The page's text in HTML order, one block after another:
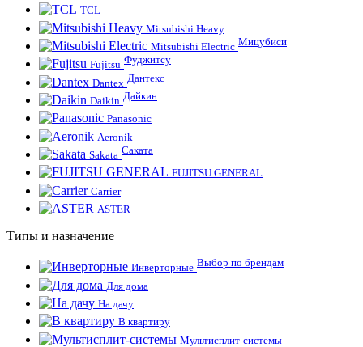
TCL
Mitsubishi Heavy
Mitsubishi Electric Мицубиси
Fujitsu Фуджитсу
Dantex Дантекс
Daikin Дайкин
Panasonic
Aeronik
Sakata Саката
FUJITSU GENERAL
Carrier
ASTER
Типы и назначение
Инверторные Выбор по брендам
Для дома
На дачу
В квартиру
Мультисплит-системы